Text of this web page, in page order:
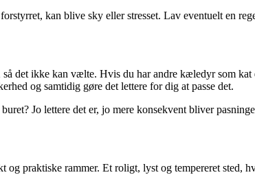
kan blive sky eller stresset. Lav eventuelt en
det ikke kan vælte. Hvis du har andre kæledyr som
og samtidig gøre det lettere for dig at passe det.
Jo lettere det er, jo mere konsekvent bliver
praktiske rammer. Et roligt, lyst og tempereret sted,